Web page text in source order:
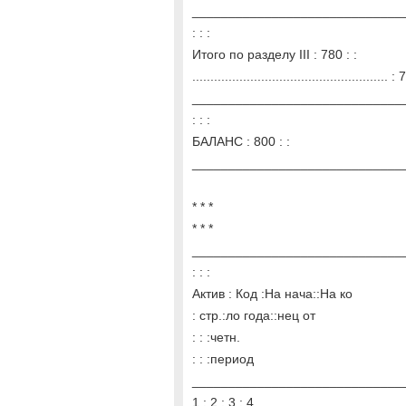
: : :
Итого по разделу III : 780 : :
...................................................... :
: : :
БАЛАНС : 800 : :
* * *
* * *
: : :
Актив : Код :На нача::На ко
: стр.:ло года::нец от
: : :четн.
: : :период
1 : 2 : 3 : 4